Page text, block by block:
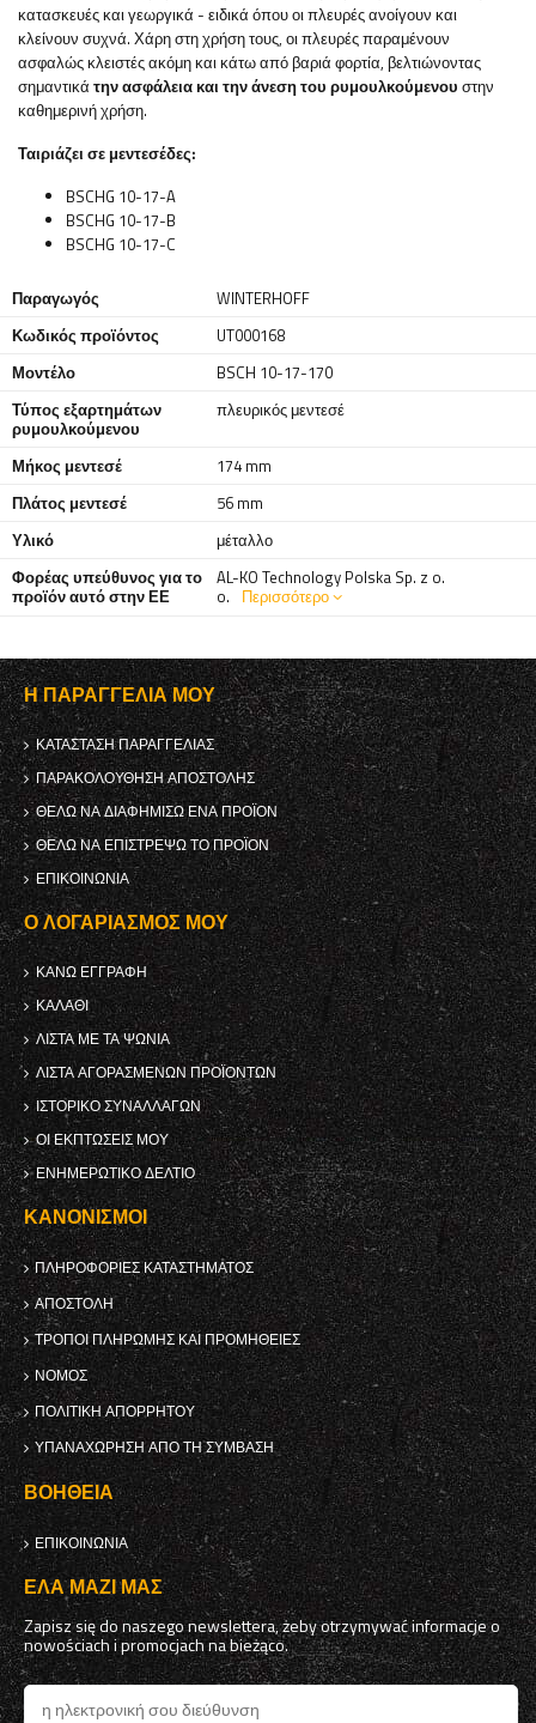
κατασκευές και γεωργικά - ειδικά όπου οι πλευρές ανοίγουν και
κλείνουν συχνά. Χάρη στη χρήση τους, οι πλευρές παραμένουν
ασφαλώς κλειστές ακόμη και κάτω από βαριά φορτία, βελτιώνοντας
σημαντικά την ασφάλεια και την άνεση του ρυμουλκούμενου στην
καθημερινή χρήση.
Ταιριάζει σε μεντεσέδες:
BSCHG 10-17-A
BSCHG 10-17-B
BSCHG 10-17-C
Παραγωγός
WINTERHOFF
Κωδικός προϊόντος
UT000168
Μοντέλο
BSCH 10-17-170
Τύπος εξαρτημάτων
ρυμουλκούμενου
πλευρικός μεντεσέ
Μήκος μεντεσέ
174 mm
Πλάτος μεντεσέ
56 mm
Υλικό
μέταλλο
Φορέας υπεύθυνος για το
προϊόν αυτό στην ΕΕ
AL-KO Technology Polska Sp. z o.
o. Περισσότερο
Η ΠΑΡΑΓΓΕΛΊΑ ΜΟΥ
ΚΑΤΆΣΤΑΣΗ ΠΑΡΑΓΓΕΛΊΑΣ
ΠΑΡΑΚΟΛΟΎΘΗΣΗ ΑΠΟΣΤΟΛΉΣ
ΘΈΛΩ ΝΑ ΔΙΑΦΗΜΊΣΩ ΈΝΑ ΠΡΟΪΌΝ
ΘΈΛΩ ΝΑ ΕΠΙΣΤΡΈΨΩ ΤΟ ΠΡΟΪΌΝ
ΕΠΙΚΟΙΝΩΝΊΑ
Ο ΛΟΓΑΡΙΑΣΜΌΣ ΜΟΥ
ΚΑΝΩ ΕΓΓΡΑΦΗ
ΚΑΛΆΘΙ
ΛΊΣΤΑ ΜΕ ΤΑ ΨΏΝΙΑ
ΛΊΣΤΑ ΑΓΟΡΑΣΜΈΝΩΝ ΠΡΟΪΌΝΤΩΝ
ΙΣΤΟΡΙΚΌ ΣΥΝΑΛΛΑΓΏΝ
ΟΙ ΕΚΠΤΏΣΕΙΣ ΜΟΥ
ΕΝΗΜΕΡΩΤΙΚΌ ΔΕΛΤΊΟ
ΚΑΝΟΝΙΣΜΟΊ
ΠΛΗΡΟΦΟΡΊΕΣ ΚΑΤΑΣΤΉΜΑΤΟΣ
ΑΠΟΣΤΟΛΉ
ΤΡΌΠΟΙ ΠΛΗΡΩΜΉΣ ΚΑΙ ΠΡΟΜΉΘΕΙΕΣ
ΝΌΜΟΣ
ΠΟΛΙΤΙΚΉ ΑΠΟΡΡΉΤΟΥ
ΥΠΑΝΑΧΏΡΗΣΗ ΑΠΌ ΤΗ ΣΎΜΒΑΣΗ
ΒΟΉΘΕΙΑ
ΕΠΙΚΟΙΝΩΝΊΑ
ΈΛΑ ΜΑΖΊ ΜΑΣ
Zapisz się do naszego newslettera, żeby otrzymywać informacje o
nowościach i promocjach na bieżąco.